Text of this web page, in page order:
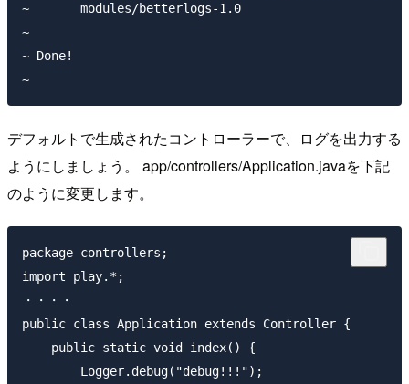
~ 	modules/betterlogs-1.0
~
~ Done!
デフォルトで生成されたコントローラーで、ログを出力する
ようにしましょう。 app/controllers/Application.javaを下記
のように変更します。
package controllers;
import play.*;
・・・・
public class Application extends Controller {
    public static void index() {